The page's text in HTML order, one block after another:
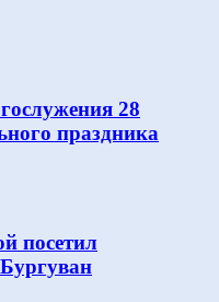
28
праздника
посетил